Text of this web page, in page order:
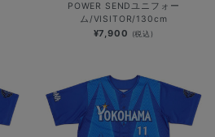
POWER SENDユニフォー
ム/VISITOR/130cm
¥7,900 (税込)